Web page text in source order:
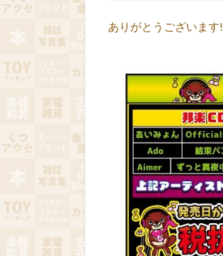
ありがとうございます!